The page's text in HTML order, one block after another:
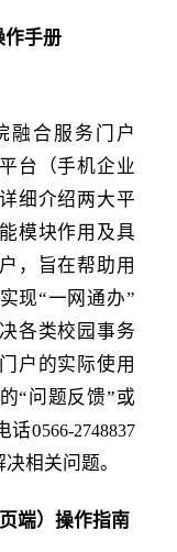
作手册
融合服务门户
台（手机企业
细介绍两大平
模块作用及具
，旨在帮助用
现“一网通办”
各类校园事务
户的实际使用
“问题反馈”或
话0566-2748837
相关问题。
端）操作指南